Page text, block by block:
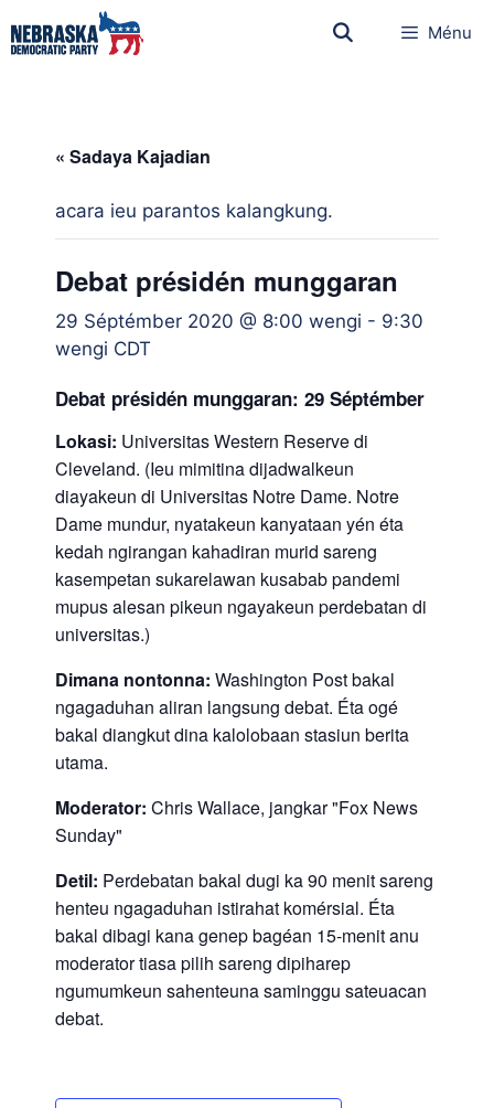
Ménu
« Sadaya Kajadian
acara ieu parantos kalangkung.
Debat présidén munggaran
29 Séptémber 2020 @ 8:00 wengi - 9:30
wengi CDT
Debat présidén munggaran: 29 Séptémber
Lokasi: Universitas Western Reserve di
Cleveland. (Ieu mimitina dijadwalkeun
diayakeun di Universitas Notre Dame. Notre
Dame mundur, nyatakeun kanyataan yén éta
kedah ngirangan kahadiran murid sareng
kasempetan sukarelawan kusabab pandemi
mupus alesan pikeun ngayakeun perdebatan di
universitas.)
Dimana nontonna: Washington Post bakal
ngagaduhan aliran langsung debat. Éta ogé
bakal diangkut dina kalolobaan stasiun berita
utama.
Moderator: Chris Wallace, jangkar "Fox News
Sunday"
Detil: Perdebatan bakal dugi ka 90 menit sareng
henteu ngagaduhan istirahat komérsial. Éta
bakal dibagi kana genep bagéan 15-menit anu
moderator tiasa pilih sareng dipiharep
ngumumkeun sahenteuna saminggu sateuacan
debat.